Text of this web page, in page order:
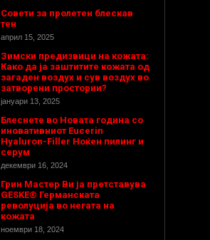
Совети за пролетен блескав
тен
април 15, 2025
Зимски предизвици на кожата:
Како да ја заштитите кожата од
загаден воздух и сув воздух во
затворени простории?
јануари 13, 2025
Блеснете во Новата година со
иновативниот Eucerin
Hyaluron-Filler Ноќен пилинг и
серум
декември 16, 2024
Грин Мастер Ви ја претставува
GESKE® Германската
револуција во негата на
кожата
ноември 18, 2024